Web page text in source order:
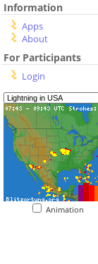
Information
Apps
About
For Participants
Login
Animation